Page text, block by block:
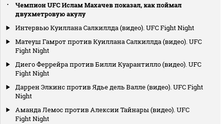
Чемпион UFC Ислам Махачев показал, как поймал
двухметровую акулу
Интервью Куиллана Салкиллда (видео). UFC Fight Night
Матеуш Гамрот против Куиллана Салкиллда (видео). UFC
Fight Night
Диего Феррейра против Билли Куарантилло (видео). UFC
Fight Night
Даррен Элкинс против Ядье дель Валле (видео). UFC Fight
Night
Аманда Лемос против Алексии Тайнары (видео). UFC
Fight Night